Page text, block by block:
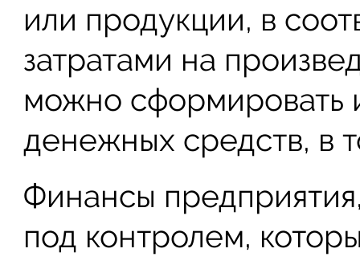
или продукции, в
затратами на
можно сформировать
денежных средств, в
Финансы
под контролем,